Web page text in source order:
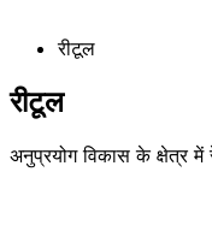
रीटूल
रीटूल
अनुप्रयोग विकास के क्षेत्र